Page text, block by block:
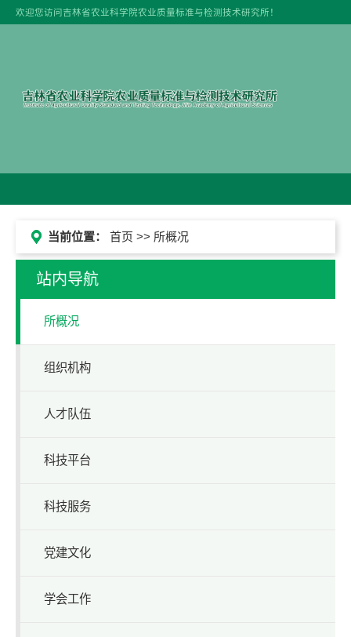
欢迎您访问吉林省农业科学院农业质量标准与检测技术研究所！
当前位置： 首页 >> 所概况
站内导航
所概况
组织机构
人才队伍
科技平台
科技服务
党建文化
学会工作